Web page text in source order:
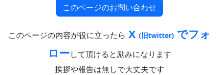
このページのお問い合わせ
このページの内容が役に立ったら X (旧twitter) でフォ
ローして頂けると励みになります
挨拶や報告は無しで大丈夫です